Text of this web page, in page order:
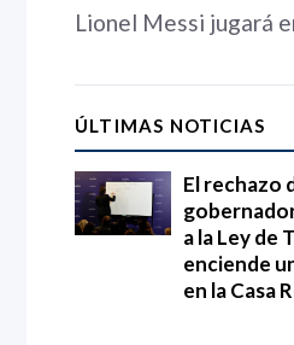
Lionel Messi jugará
ÚLTIMAS NOTICIAS
El rechazo
a la Ley de
enciende
en la Casa